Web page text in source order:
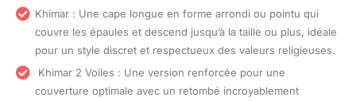
Khimar : Une cape longue en forme arrondi ou pointu qui
couvre les épaules et descend jusqu’à la taille ou plus, idéale
pour un style discret et respectueux des valeurs religieuses.
Khimar 2 Voiles : Une version renforcée pour une
couverture optimale avec un retombé incroyablement